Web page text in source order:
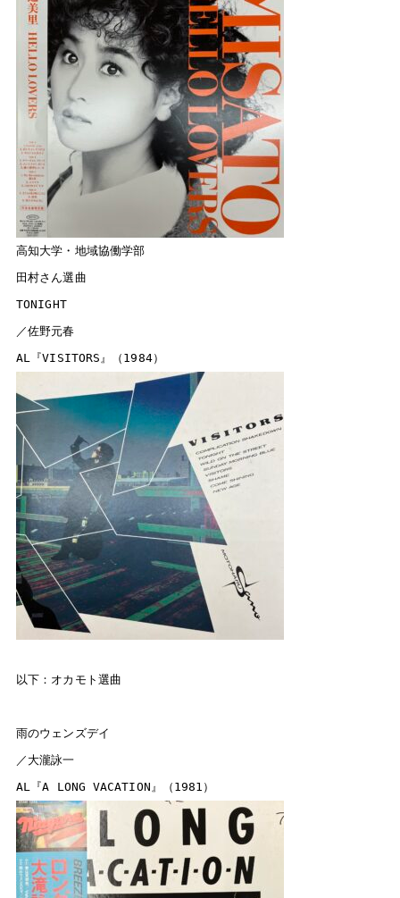
高知大学・地域協働学部
田村さん選曲
TONIGHT
／佐野元春
以下：オカモト選曲
雨のウェンズデイ
／大瀧詠一
ができ、通信料を気にせずにお楽しみいただけます。
Podcastアプリダウンロードはこちら
閉じる